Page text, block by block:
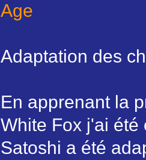
Age
Adaptation des
En apprenant la
White Fox j'ai
Satoshi a été